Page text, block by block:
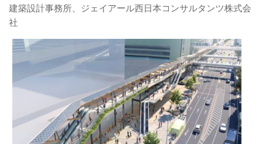
建築設計事務所、ジェイアール西日本コンサルタンツ株式会
社